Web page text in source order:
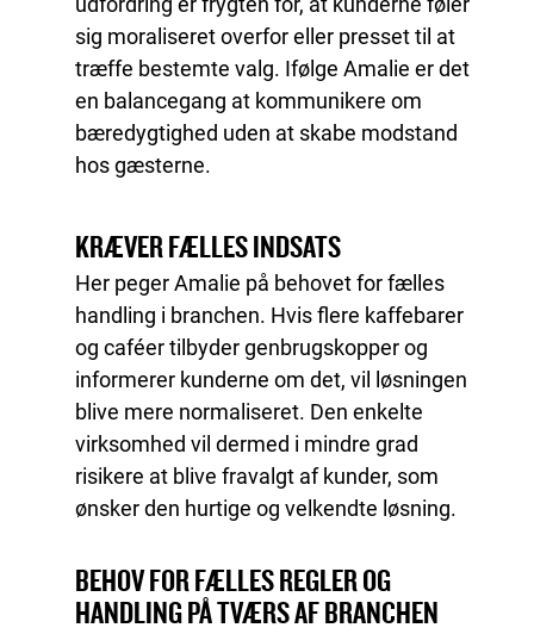
sig moraliseret overfor eller presset til at
træffe bestemte valg. Ifølge Amalie er det
en balancegang at kommunikere om
bæredygtighed uden at skabe modstand
hos gæsterne.
KRÆVER FÆLLES INDSATS
Her peger Amalie på behovet for fælles
handling i branchen. Hvis flere kaffebarer
og caféer tilbyder genbrugskopper og
informerer kunderne om det, vil løsningen
blive mere normaliseret. Den enkelte
virksomhed vil dermed i mindre grad
risikere at blive fravalgt af kunder, som
ønsker den hurtige og velkendte løsning.
BEHOV FOR FÆLLES REGLER OG
HANDLING PÅ TVÆRS AF BRANCHEN